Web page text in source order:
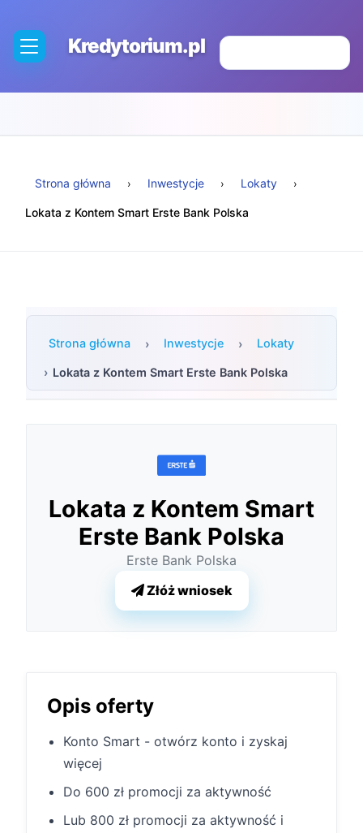
Kredytorium.pl
Strona główna Inwestycje Lokaty
Lokata z Kontem Smart Erste Bank Polska
Strona główna Inwestycje Lokaty
Lokata z Kontem Smart Erste Bank Polska
Lokata z Kontem Smart
Erste Bank Polska
Erste Bank Polska
Złóż wniosek
Opis oferty
Konto Smart - otwórz konto i zyskaj
więcej
Do 600 zł promocji za aktywność
Lub 800 zł promocji za aktywność i